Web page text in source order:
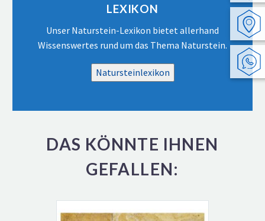
LEXIKON
Unser Naturstein-Lexikon bietet allerhand
Wissenswertes rund um das Thema Naturstein.
Natursteinlexikon
DAS KÖNNTE IHNEN
GEFALLEN: